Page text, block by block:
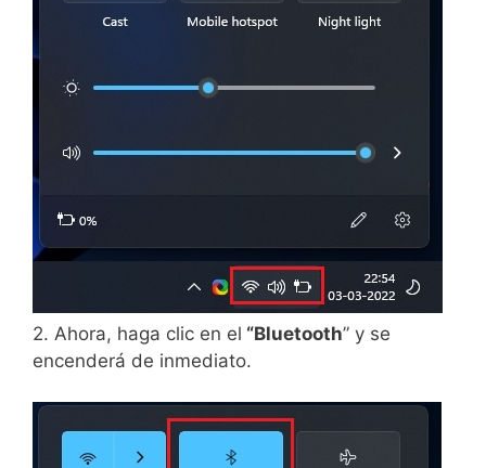
2. Ahora, haga clic en el “Bluetooth” y se
encenderá de inmediato.